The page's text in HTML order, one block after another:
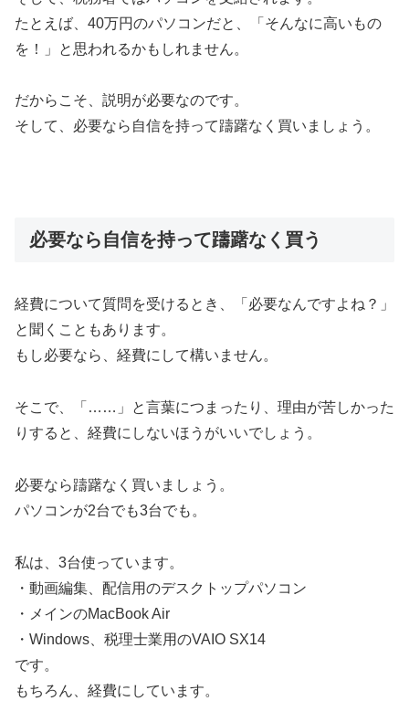
たとえば、40万円のパソコンだと、「そんなに高いもの
を！」と思われるかもしれません。
だからこそ、説明が必要なのです。
そして、必要なら自信を持って躊躇なく買いましょう。
必要なら自信を持って躊躇なく買う
経費について質問を受けるとき、「必要なんですよね？」
と聞くこともあります。
もし必要なら、経費にして構いません。
そこで、「……」と言葉につまったり、理由が苦しかった
りすると、経費にしないほうがいいでしょう。
必要なら躊躇なく買いましょう。
パソコンが2台でも3台でも。
私は、3台使っています。
・動画編集、配信用のデスクトップパソコン
・メインのMacBook Air
・Windows、税理士業用のVAIO SX14
です。
もちろん、経費にしています。